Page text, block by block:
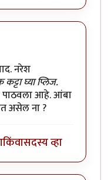
नरेश
घ्या प्लिज.
पाठवला आहे. आंबा
असेल ना ?
किंवासदस्य व्हा